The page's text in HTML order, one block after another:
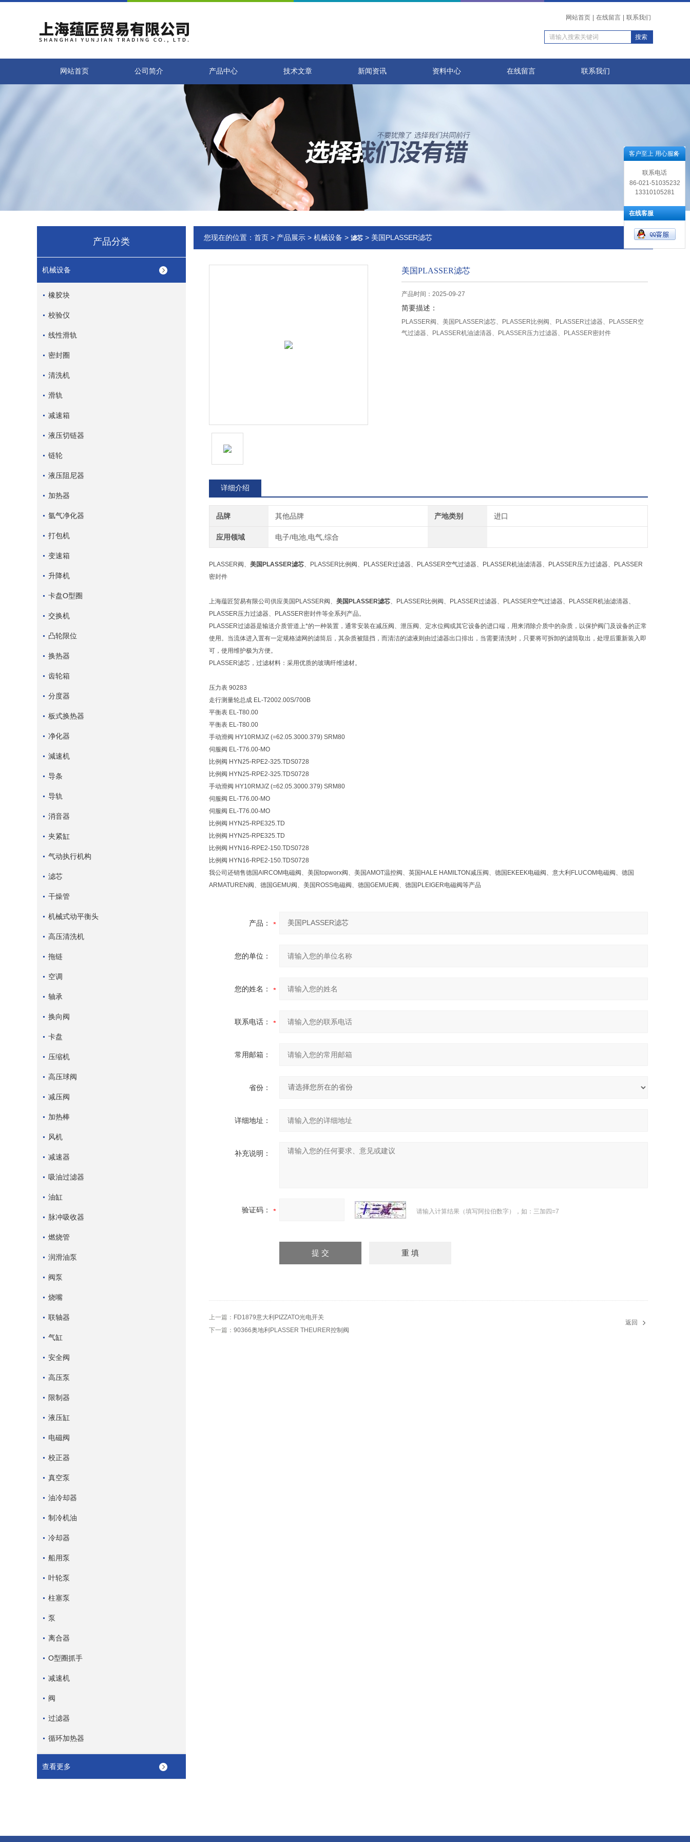
网站首页 在线留言 联系我们
网站首页 公司简介 产品中心 技术文章 新闻资讯 资料中心 在线留言 联系我们
产品分类
机械设备
橡胶块
校验仪
线性滑轨
密封圈
清洗机
滑轨
减速箱
液压切链器
链轮
液压阻尼器
加热器
氩气净化器
打包机
变速箱
升降机
卡盘O型圈
交换机
凸轮限位
换热器
齿轮箱
分度器
板式换热器
净化器
減速机
导条
导轨
消音器
夹紧缸
气动执行机构
滤芯
干燥管
机械式动平衡头
高压清洗机
拖链
空调
轴承
换向阀
卡盘
压缩机
高压球阀
减压阀
加热棒
风机
减速器
吸油过滤器
油缸
脉冲吸收器
燃烧管
润滑油泵
阀泵
烧嘴
联轴器
气缸
安全阀
高压泵
限制器
液压缸
电磁阀
校正器
真空泵
油冷却器
制冷机油
冷却器
船用泵
叶轮泵
柱塞泵
泵
离合器
O型圈抓手
减速机
阀
过滤器
循环加热器
查看更多
您现在的位置： 首页 > 产品展示 > 机械设备 > 滤芯 > 美国PLASSER滤芯
美国PLASSER滤芯
产品时间：2025-09-27
简要描述：
PLASSER阀、美国PLASSER滤芯、PLASSER比例阀、PLASSER过滤器、PLASSER空
气过滤器、PLASSER机油滤清器、PLASSER压力过滤器、PLASSER密封件
详细介绍
品牌 其他品牌 产地类别 进口
应用领域 电子/电池,电气,综合
PLASSER阀、 美国PLASSER滤芯、PLASSER比例阀、PLASSER过滤器、PLASSER空气过滤器、PLASSER机油滤清器、PLASSER压力过滤器、PLASSER
密封件
上海蕴匠贸易有限公司供应美国PLASSER阀、 美国PLASSER滤芯、PLASSER比例阀、PLASSER过滤器、PLASSER空气过滤器、PLASSER机油滤清器、
PLASSER压力过滤器、PLASSER密封件等全系列产品。
PLASSER过滤器是输送介质管道上*的一种装置，通常安装在减压阀、泄压阀、定水位阀或其它设备的进口端，用来消除介质中的杂质，以保护阀门及设备的正常
使用。当流体进入置有一定规格滤网的滤筒后，其杂质被阻挡，而清洁的滤液则由过滤器出口排出，当需要清洗时，只要将可拆卸的滤筒取出，处理后重新装入即
可，使用维护极为方便。
PLASSER滤芯，过滤材料：采用优质的玻璃纤维滤材。
压力表 90283
走行测量轮总成 EL-T2002.00S/700B
平衡表 EL-T80.00
平衡表 EL-T80.00
手动滑阀 HY10RMJ/Z (=62.05.3000.379) SRM80
伺服阀 EL-T76.00-MO
比例阀 HYN25-RPE2-325.TDS0728
比例阀 HYN25-RPE2-325.TDS0728
手动滑阀 HY10RMJ/Z (=62.05.3000.379) SRM80
伺服阀 EL-T76.00-MO
伺服阀 EL-T76.00-MO
比例阀 HYN25-RPE325.TD
比例阀 HYN25-RPE325.TD
比例阀 HYN16-RPE2-150.TDS0728
比例阀 HYN16-RPE2-150.TDS0728
我公司还销售德国AIRCOM电磁阀、美国topworx阀、美国AMOT温控阀、英国HALE HAMILTON减压阀、德国EKEEK电磁阀、意大利FLUCOM电磁阀、德国
ARMATUREN阀、德国GEMU阀、美国ROSS电磁阀、德国GEMUE阀、德国PLEIGER电磁阀等产品
产品：
您的单位：
您的姓名：
联系电话：
常用邮箱：
省份：
详细地址：
补充说明：
验证码： 请输入计算结果（填写阿拉伯数字），如：三加四=7
上一篇： FD1879意大利PIZZATO光电开关
下一篇： 90366奥地利PLASSER THEURER控制阀
返回
客户至上 用心服务
联系电话
86-021-51035232
13310105281
在线客服